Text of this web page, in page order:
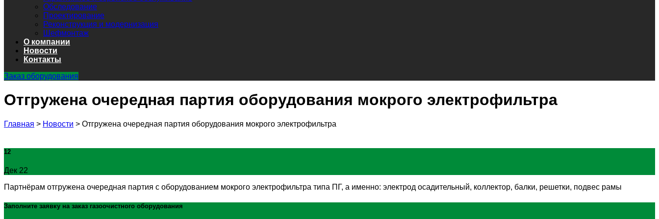
Обследование
Проектирование
Реконструкция и модернизация
Шефмонтаж
О компании
Новости
Контакты
Заказ оборудования
Отгружена очередная партия оборудования мокрого электрофильтра
Главная > Новости > Отгружена очередная партия оборудования мокрого электрофильтра
12
Дек 22
Партнёрам отгружена очередная партия с оборудованием мокрого электрофильтра типа ПГ, а именно: электрод осадительный, коллектор, балки, решетки, подвес рамы
Заполните заявку на заказ газоочистного оборудования